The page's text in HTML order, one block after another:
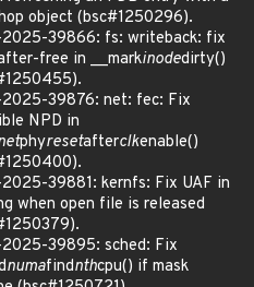
object (bsc#1250296).
2025-39866: fs: writeback: fix
free in __markinodedirty()
2025-39876: net: fec: Fix
NPD in
phyresetafterclkenable()
39881: kernfs: Fix UAF in
when open file is released
2025-39895: sched: Fix
numafindnthcpu() if mask